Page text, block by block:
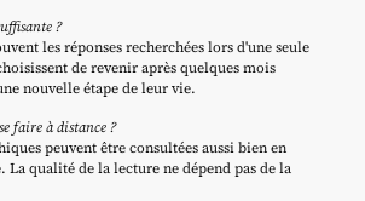
?
les réponses recherchées lors d'une seule
de revenir après quelques mois
nouvelle étape de leur vie.
faire à distance ?
peuvent être consultées aussi bien en
La qualité de la lecture ne dépend pas de la